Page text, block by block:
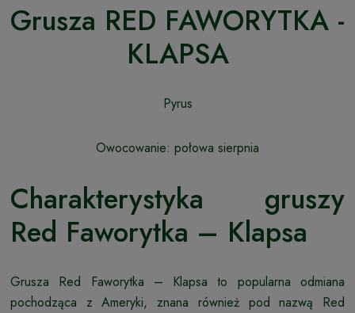
Grusza RED FAWORYTKA -
KLAPSA
Pyrus
Owocowanie: połowa sierpnia
Charakterystyka gruszy
Red Faworytka – Klapsa
Grusza Red Faworytka – Klapsa to popularna odmiana
pochodząca z Ameryki, znana również pod nazwą Red